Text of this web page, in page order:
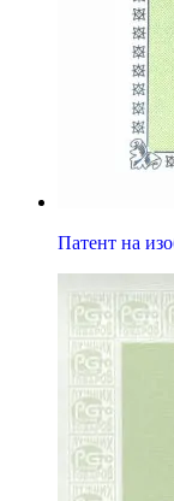
Патент на